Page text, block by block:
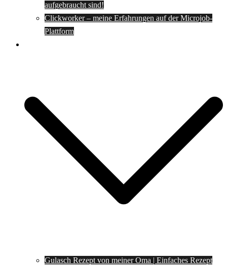
aufgebraucht sind!
Clickworker – meine Erfahrungen auf der Microjob-
Plattform
Gulasch Rezept von meiner Oma | Einfaches Rezept